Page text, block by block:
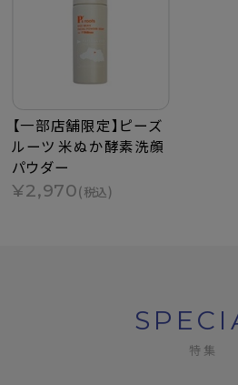
【一部店舗限定】ピーズ
ルーツ 米ぬか酵素洗顔
パウダー
¥2,970(税込)
特集